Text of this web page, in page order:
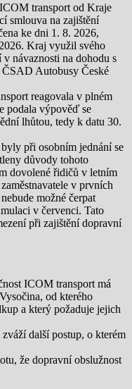
transport od Kraje
smlouva na zajištění
ke dni 1. 8. 2026,
Kraj využil svého
návaznosti na dohodu s
Autobusy České
reagovala v plném
podala výpověď se
lhůtou, tedy k datu 30.
při osobním jednání se
důvody tohoto
dovolené řidičů v letním
v prvních
možné čerpat
v červenci. Tato
při zajištění dopravní
ICOM transport má
od kterého
a který požaduje jejich
další postup, o kterém
že dopravní obslužnost